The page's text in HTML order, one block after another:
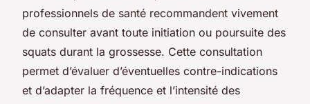
professionnels de santé recommandent vivement
de consulter avant toute initiation ou poursuite des
squats durant la grossesse. Cette consultation
permet d’évaluer d’éventuelles contre-indications
et d’adapter la fréquence et l’intensité des